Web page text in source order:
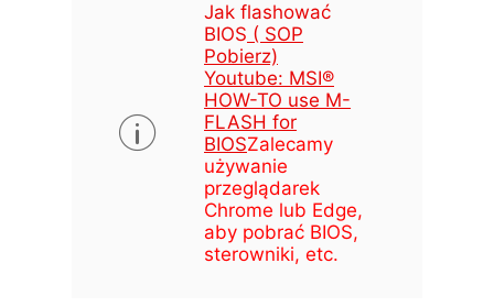
Jak flashować
BIOS ( SOP
Pobierz)
Youtube: MSI®
HOW-TO use M-
FLASH for
BIOSZalecamy
używanie
przeglądarek
Chrome lub Edge,
aby pobrać BIOS,
sterowniki, etc.